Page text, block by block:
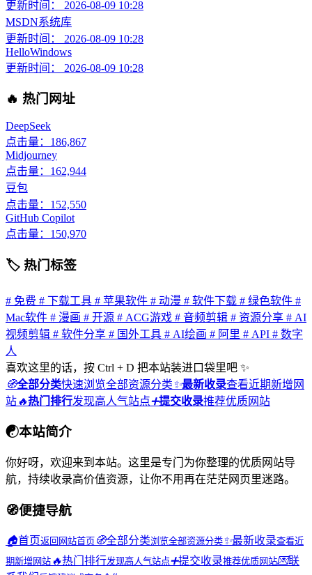
更新时间： 2026-08-09 10:28
MSDN系统库
更新时间： 2026-08-09 10:28
HelloWindows
更新时间： 2026-08-09 10:28
🔥 热门网址
DeepSeek
点击量：186,867
Midjourney
点击量：162,944
豆包
点击量：152,550
GitHub Copilot
点击量：150,970
🏷 热门标签
# 免费 # 下载工具 # 苹果软件 # 动漫 # 软件下载 # 绿色软件 #
Mac软件 # 漫画 # 开源 # ACG游戏 # 音频剪辑 # 资源分享 # AI
视频剪辑 # 软件分享 # 国外工具 # AI绘画 # 阿里 # API # 数字
人
喜欢这里的话，按 Ctrl + D 把本站装进口袋里吧 ✨
🧭全部分类快速浏览全部资源分类✨最新收录查看近期新增网
站🔥热门排行发现高人气站点➕提交收录推荐优质网站
☯本站简介
你好呀，欢迎来到本站。这里是专门为你整理的优质网站导
航，持续收录高价值资源，让你不用再在茫茫网页里迷路。
🧭便捷导航
🏠首页返回网站首页 🧭全部分类浏览全部资源分类✨最新收录查看近
期新增网站 🔥热门排行发现高人气站点➕提交收录推荐优质网站💌联